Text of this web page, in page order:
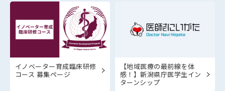
イノベーター育成臨床研修
コース 募集ページ
【地域医療の最前線を体
感！】新潟県庁医学生イン
ターンシップ